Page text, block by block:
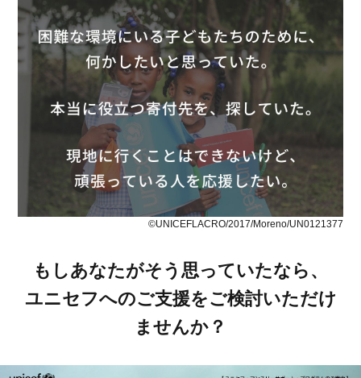
©UNICEFLACRO/2017/Moreno/UN0121377
もしあなたがそう思っていたなら、
ユニセフへのご支援をご検討いただけ
ませんか？